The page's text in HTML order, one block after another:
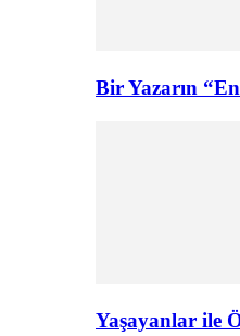
Bir Yazarın
Yaşayanlar ile